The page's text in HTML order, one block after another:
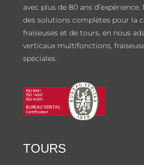
avec plus de 80 ans
des solutions complètes pour la
fraiseuses et de tours, en nous
verticaux multifonctions,
spéciales.
TOURS